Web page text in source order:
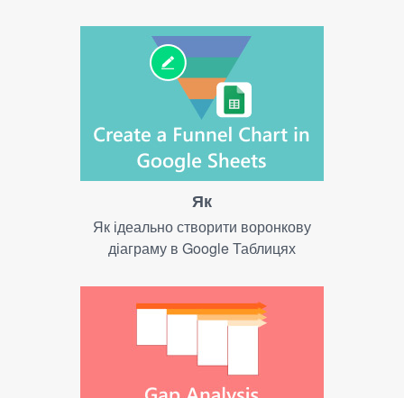
Як
Як ідеально створити воронкову
діаграму в Google Таблицях